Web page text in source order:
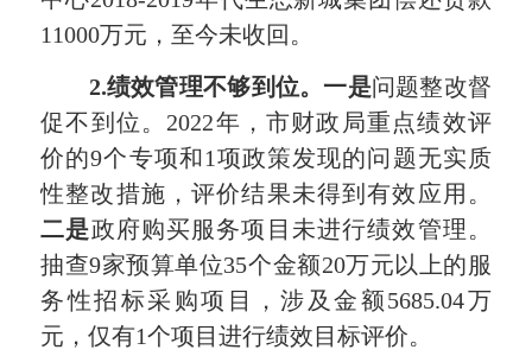
11000万元，至今未收回。
2.绩效管理不够到位。一是问题整改督
促不到位。2022年，市财政局重点绩效评
价的9个专项和1项政策发现的问题无实质
性整改措施，评价结果未得到有效应用。
二是政府购买服务项目未进行绩效管理。
抽查9家预算单位35个金额20万元以上的服
务性招标采购项目，涉及金额5685.04万
元，仅有1个项目进行绩效目标评价。